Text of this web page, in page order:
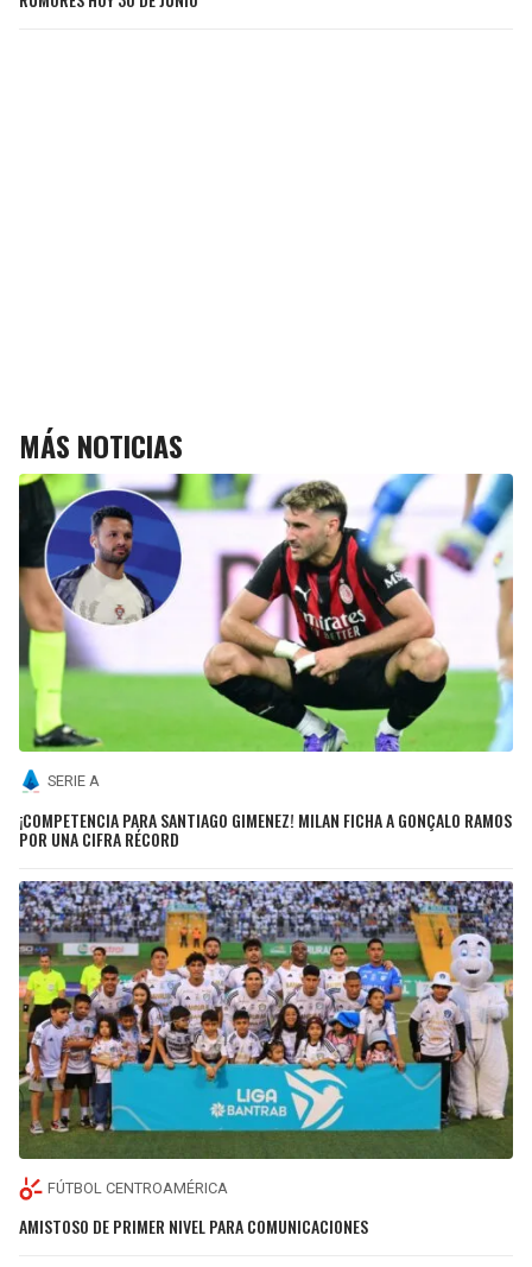
MÁS NOTICIAS
SERIE A
¡COMPETENCIA PARA SANTIAGO GIMENEZ! MILAN FICHA A GONÇALO RAMOS
POR UNA CIFRA RÉCORD
FÚTBOL CENTROAMÉRICA
AMISTOSO DE PRIMER NIVEL PARA COMUNICACIONES